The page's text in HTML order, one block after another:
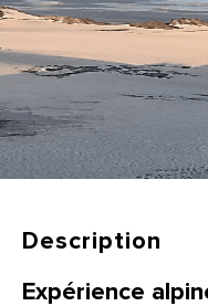
Description
Expérience